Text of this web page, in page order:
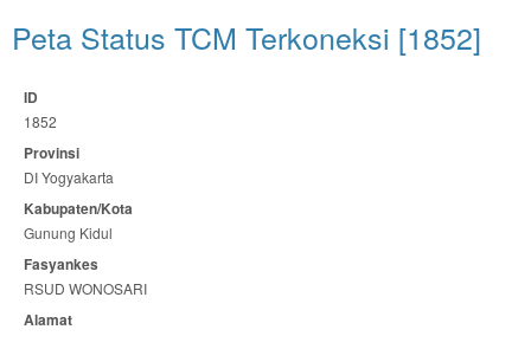
Peta Status TCM Terkoneksi [1852]
ID
1852
Provinsi
DI Yogyakarta
Kabupaten/Kota
Gunung Kidul
Fasyankes
RSUD WONOSARI
Alamat